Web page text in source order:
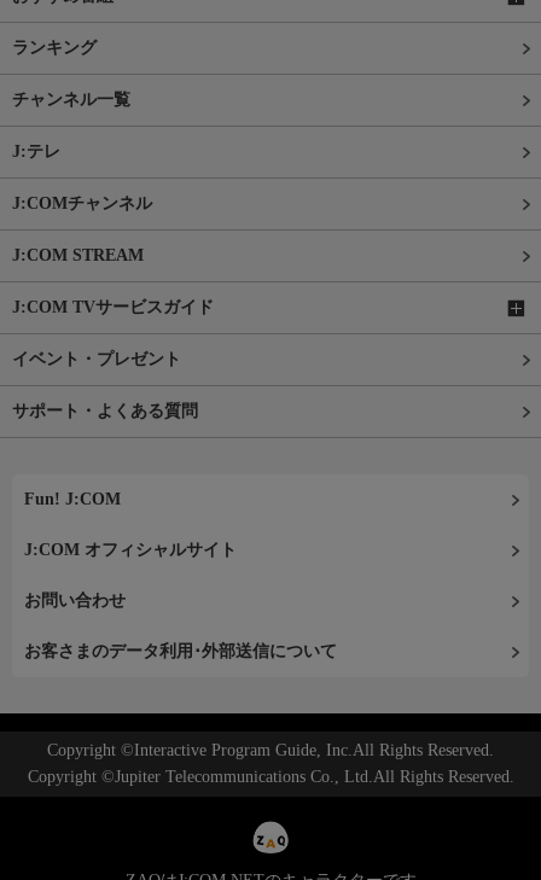
ランキング
チャンネル一覧
J:テレ
J:COMチャンネル
J:COM STREAM
J:COM TVサービスガイド
イベント・プレゼント
サポート・よくある質問
Fun! J:COM
J:COM オフィシャルサイト
お問い合わせ
お客さまのデータ利用･外部送信について
Copyright ©Interactive Program Guide, Inc.All Rights Reserved.
Copyright ©Jupiter Telecommunications Co., Ltd.All Rights Reserved.